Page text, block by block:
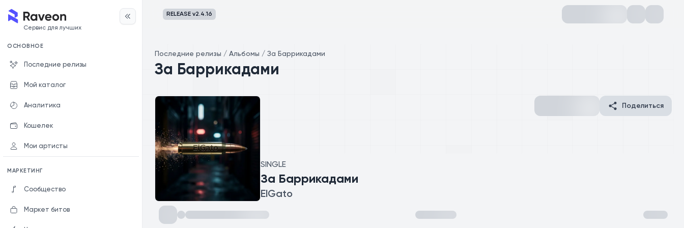
Сервис для лучших
ОСНОВНОЕ
Последние релизы
Мой каталог
Аналитика
Кошелек
Мои артисты
МАРКЕТИНГ
Сообщество
Маркет битов
RELEASE v2.4.16
Последние релизы / Альбомы / За Баррикадами
За Баррикадами
SINGLE
За Баррикадами
ElGato
Поделиться